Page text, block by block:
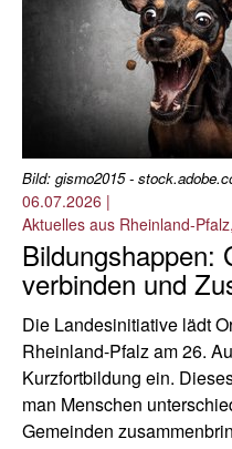
Bild: gismo2015 -
06.07.2026 |
Aktuelles aus Rheinland-Pfalz
Bildungshappen:
verbinden und
Die Landesinitiative lädt
Rheinland-Pfalz am 26.
Kurzfortbildung ein.
man Menschen
Gemeinden